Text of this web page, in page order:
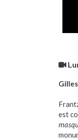
est